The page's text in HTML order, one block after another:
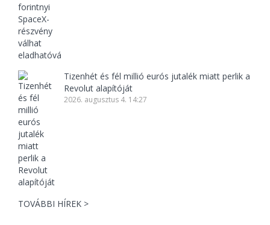
Tizenhét és fél millió eurós jutalék miatt perlik a
Revolut alapítóját
2026. augusztus 4. 14:27
TOVÁBBI HÍREK >